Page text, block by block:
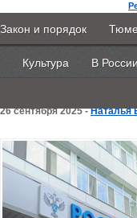
Главная Новости
Каталоги 9PS
Закон и порядок
Культура В России
Тюменский
наполнения
26 сентября 2025 -Наталья